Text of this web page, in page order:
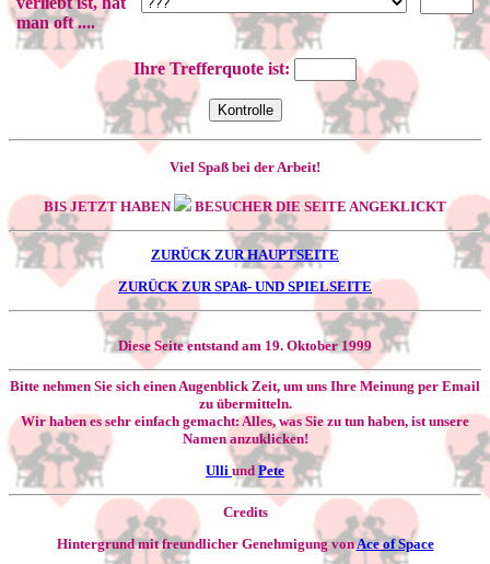
man oft ....
Ihre Trefferquote ist:
Viel Spaß bei der Arbeit!
BIS JETZT HABEN BESUCHER DIE SEITE ANGEKLICKT
ZURÜCK ZUR HAUPTSEITE
ZURÜCK ZUR SPAß- UND SPIELSEITE
Diese Seite entstand am 19. Oktober 1999
Bitte nehmen Sie sich einen Augenblick Zeit, um uns Ihre Meinung per Email
zu übermitteln.
Wir haben es sehr einfach gemacht: Alles, was Sie zu tun haben, ist unsere
Namen anzuklicken!
Ulli und Pete
Credits
Hintergrund mit freundlicher Genehmigung vonAce of Space